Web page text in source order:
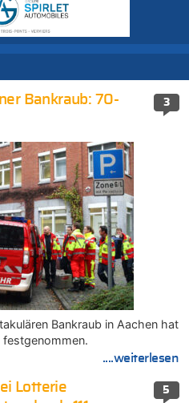
3
Bankraub: 70-
Bankraub in Aachen hat
festgenommen.
....weiterlesen
5
Lotterie